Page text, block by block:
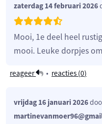
zaterdag 14 februari 2026
Mooi, 1e deel heel
mooi. Leuke dorpjes
reageer • reacties (0)
vrijdag 16 januari 2026